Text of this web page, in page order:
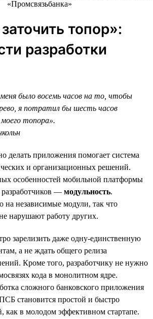
топор»:
разработки
было восемь часов на то, чтобы
я потратил бы шесть часов
топора».
делать приложения помогает система
и организационных решений.
особенностей мобильной платформы
— модульность.
на независимые модули, так что
нарушают работу других.
зарелизить даже одну-единственную
а не ждать общего релиза
Кроме того, разработчику не нужно
кода в монолитном ядре.
сложного банковского приложения
становится простой и быстро
как в молодом эффективном стартапе.